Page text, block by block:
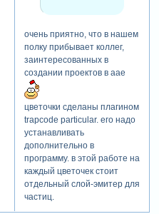
очень приятно, что в нашем
полку прибывает коллег,
заинтересованных в
создании проектов в аае
цветочки сделаны плагином
trapcode particular. его надо
устанавливать
дополнительно в
программу. в этой работе на
каждый цветочек стоит
отдельный слой-эмитер для
частиц.
ольга, загляните в эту тему